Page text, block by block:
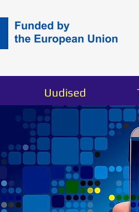
Uudised